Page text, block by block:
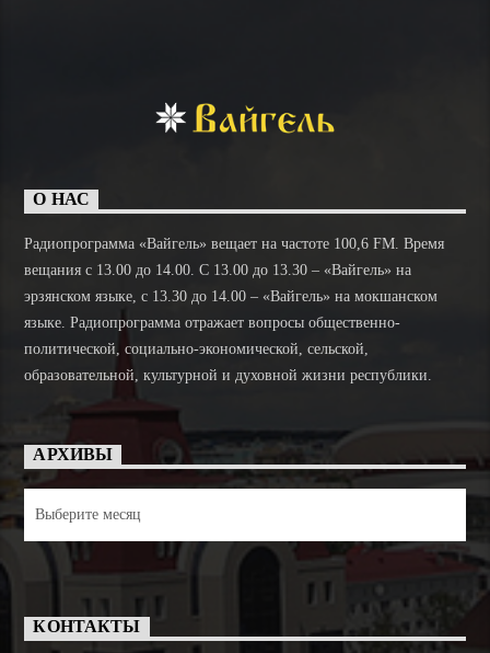
О НАС
Радиопрограмма «Вайгель» вещает на частоте 100,6 FM. Время
вещания с 13.00 до 14.00. C 13.00 до 13.30 – «Вайгель» на
эрзянском языке, с 13.30 до 14.00 – «Вайгель» на мокшанском
языке. Радиопрограмма отражает вопросы общественно-
политической, социально-экономической, сельской,
образовательной, культурной и духовной жизни республики.
АРХИВЫ
КОНТАКТЫ